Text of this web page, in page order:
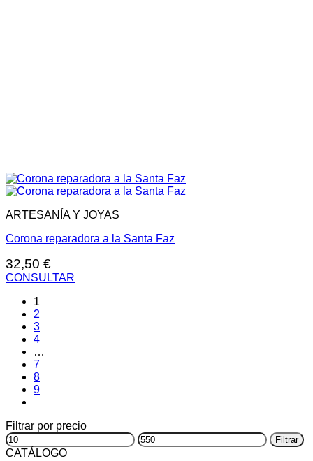
ARTESANÍA Y JOYAS
Corona reparadora a la Santa Faz
32,50 €
CONSULTAR
1
2
3
4
…
7
8
9
Filtrar por precio
Precio
mínimo
Precio
máximo
Filtrar
CATÁLOGO